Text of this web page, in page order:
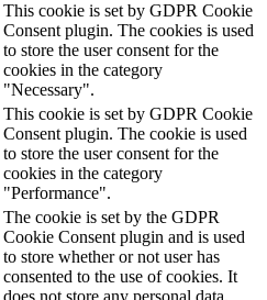
This cookie is set by GDPR Cookie
Consent plugin. The cookies is used
to store the user consent for the
cookies in the category
"Necessary".
This cookie is set by GDPR Cookie
Consent plugin. The cookie is used
to store the user consent for the
cookies in the category
"Performance".
The cookie is set by the GDPR
Cookie Consent plugin and is used
to store whether or not user has
consented to the use of cookies. It